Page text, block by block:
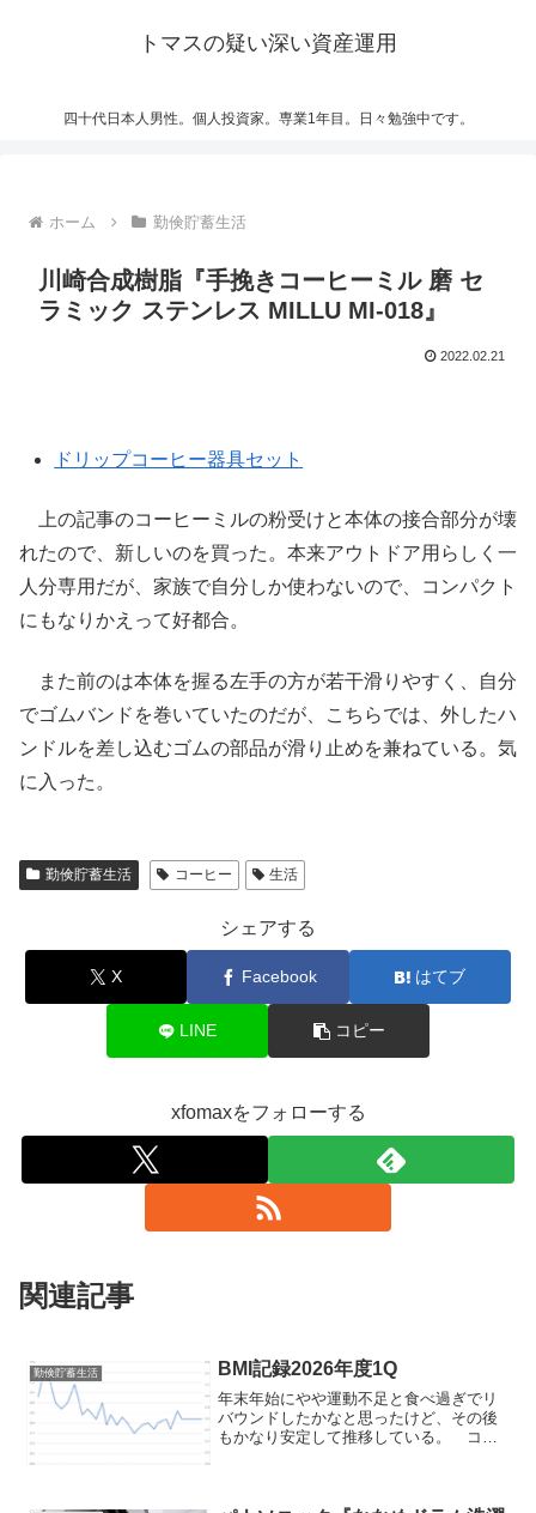
トマスの疑い深い資産運用
四十代日本人男性。個人投資家。専業1年目。日々勉強中です。
ホーム 勤倹貯蓄生活
川崎合成樹脂『手挽きコーヒーミル 磨 セ
ラミック ステンレス MILLU MI-018』
2022.02.21
ドリップコーヒー器具セット
上の記事のコーヒーミルの粉受けと本体の接合部分が壊
れたので、新しいのを買った。本来アウトドア用らしく一
人分専用だが、家族で自分しか使わないので、コンパクト
にもなりかえって好都合。
また前のは本体を握る左手の方が若干滑りやすく、自分
でゴムバンドを巻いていたのだが、こちらでは、外したハ
ンドルを差し込むゴムの部品が滑り止めを兼ねている。気
に入った。
勤倹貯蓄生活 コーヒー 生活
シェアする
X Facebook はてブ
LINE コピー
xfomaxをフォローする
関連記事
勤倹貯蓄生活 BMI記録2026年度1Q
年末年始にやや運動不足と食べ過ぎでリ
バウンドしたかなと思ったけど、その後
もかなり安定して推移している。 コロ